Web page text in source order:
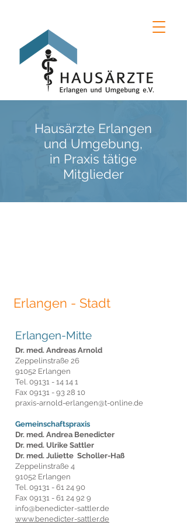
Hausärzte Erlangen
und Umgebung,
in Praxis tätige
Mitglieder
Erlangen - Stadt
Erlangen-Mitte
Dr. med. Andreas Arnold
Zeppelinstraße 26
91052 Erlangen
Tel. 09131 - 14 14 1
Fax 09131 - 93 28 10
praxis-arnold-erlangen@t-online.de
Gemeinschaftspraxis
Dr. med. Andrea Benedicter
Dr. med. Ulrike Sattler
Dr. med. Juliette Scholler-Haß
Zeppelinstraße 4
91052 Erlangen
Tel. 09131 - 61 24 90
Fax 09131 - 61 24 92 9
info@benedicter-sattler.de
www.benedicter-sattler.de